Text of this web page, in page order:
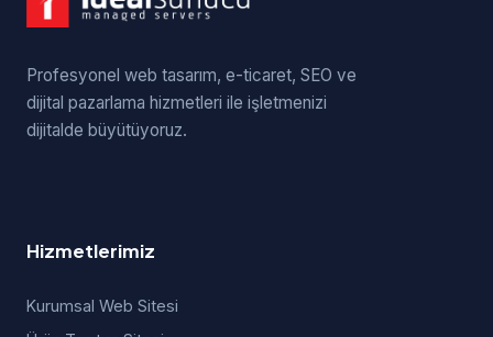
Profesyonel web tasarım, e-ticaret, SEO ve
dijital pazarlama hizmetleri ile işletmenizi
dijitalde büyütüyoruz.
Hizmetlerimiz
Kurumsal Web Sitesi